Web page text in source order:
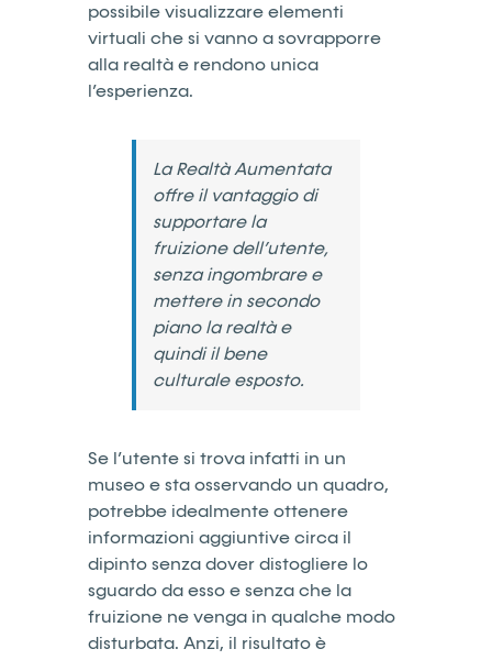
possibile visualizzare elementi
virtuali che si vanno a sovrapporre
alla realtà e rendono unica
l’esperienza.
La Realtà Aumentata
offre il vantaggio di
supportare la
fruizione dell’utente,
senza ingombrare e
mettere in secondo
piano la realtà e
quindi il bene
culturale esposto.
Se l’utente si trova infatti in un
museo e sta osservando un quadro,
potrebbe idealmente ottenere
informazioni aggiuntive circa il
dipinto senza dover distogliere lo
sguardo da esso e senza che la
fruizione ne venga in qualche modo
disturbata. Anzi, il risultato è